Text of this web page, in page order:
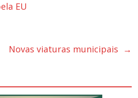
EU
Novas viaturas municipais →